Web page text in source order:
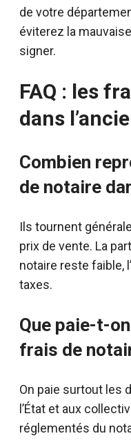
de votre
éviterez la
signer.
FAQ : les
dans
Combien
de notaire
Ils tournent
prix de vente. La
notaire reste faible,
taxes.
Que paie-t-
frais de
On paie surtout les
l’État et aux
réglementés du